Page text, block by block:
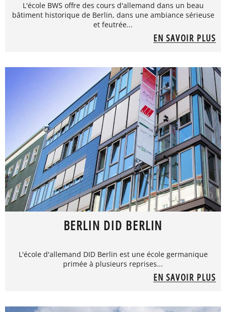
L'école BWS offre des cours d'allemand dans un beau
bâtiment historique de Berlin, dans une ambiance sérieuse
et feutrée...
EN SAVOIR PLUS
BERLIN DID BERLIN
L'école d'allemand DID Berlin est une école germanique
primée à plusieurs reprises...
EN SAVOIR PLUS